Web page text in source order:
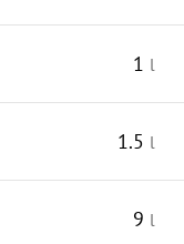
1 l
1.5 l
9 l